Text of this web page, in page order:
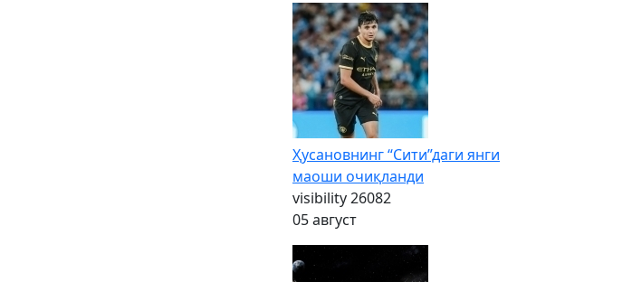
Ҳусановнинг “Сити”даги янги
маоши очиқланди
visibility26082
05 август